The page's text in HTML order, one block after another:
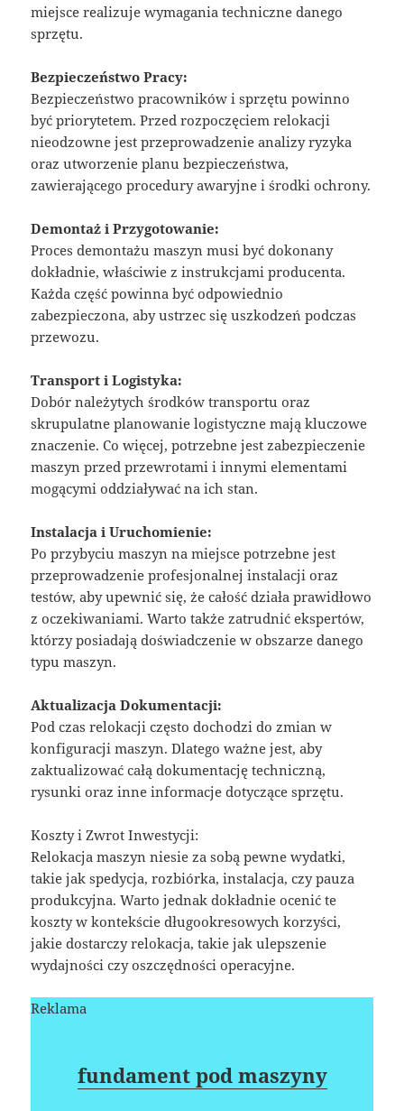
miejsce realizuje wymagania techniczne danego
sprzętu.
Bezpieczeństwo Pracy:
Bezpieczeństwo pracowników i sprzętu powinno
być priorytetem. Przed rozpoczęciem relokacji
nieodzowne jest przeprowadzenie analizy ryzyka
oraz utworzenie planu bezpieczeństwa,
zawierającego procedury awaryjne i środki ochrony.
Demontaż i Przygotowanie:
Proces demontażu maszyn musi być dokonany
dokładnie, właściwie z instrukcjami producenta.
Każda część powinna być odpowiednio
zabezpieczona, aby ustrzec się uszkodzeń podczas
przewozu.
Transport i Logistyka:
Dobór należytych środków transportu oraz
skrupulatne planowanie logistyczne mają kluczowe
znaczenie. Co więcej, potrzebne jest zabezpieczenie
maszyn przed przewrotami i innymi elementami
mogącymi oddziaływać na ich stan.
Instalacja i Uruchomienie:
Po przybyciu maszyn na miejsce potrzebne jest
przeprowadzenie profesjonalnej instalacji oraz
testów, aby upewnić się, że całość działa prawidłowo
z oczekiwaniami. Warto także zatrudnić ekspertów,
którzy posiadają doświadczenie w obszarze danego
typu maszyn.
Aktualizacja Dokumentacji:
Pod czas relokacji często dochodzi do zmian w
konfiguracji maszyn. Dlatego ważne jest, aby
zaktualizować całą dokumentację techniczną,
rysunki oraz inne informacje dotyczące sprzętu.
Koszty i Zwrot Inwestycji:
Relokacja maszyn niesie za sobą pewne wydatki,
takie jak spedycja, rozbiórka, instalacja, czy pauza
produkcyjna. Warto jednak dokładnie ocenić te
koszty w kontekście długookresowych korzyści,
jakie dostarczy relokacja, takie jak ulepszenie
wydajności czy oszczędności operacyjne.
Reklama
fundament pod maszyny